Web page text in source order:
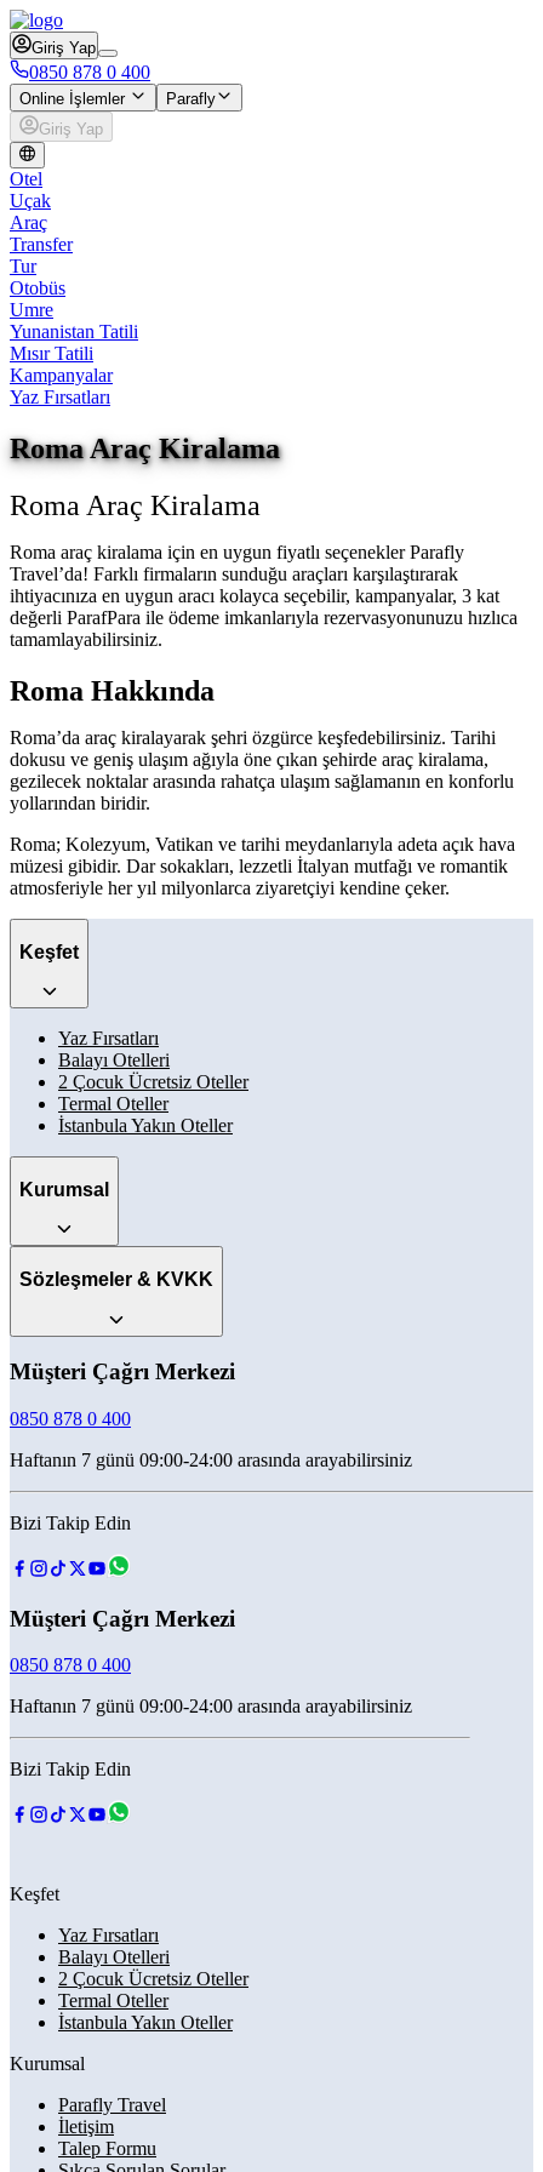
Giriş Yap
0850 878 0 400
Online İşlemler
Parafly
Giriş Yap
Otel
Uçak
Araç
Transfer
Tur
Otobüs
Umre
Yunanistan Tatili
Mısır Tatili
Kampanyalar
Yaz Fırsatları
Roma Araç Kiralama
Roma Araç Kiralama
Roma araç kiralama için en uygun fiyatlı seçenekler Parafly
Travel’da! Farklı firmaların sunduğu araçları karşılaştırarak
ihtiyacınıza en uygun aracı kolayca seçebilir, kampanyalar, 3 kat
değerli ParafPara ile ödeme imkanlarıyla rezervasyonunuzu hızlıca
tamamlayabilirsiniz.
Roma Hakkında
Roma’da araç kiralayarak şehri özgürce keşfedebilirsiniz. Tarihi
dokusu ve geniş ulaşım ağıyla öne çıkan şehirde araç kiralama,
gezilecek noktalar arasında rahatça ulaşım sağlamanın en konforlu
yollarından biridir.
Roma; Kolezyum, Vatikan ve tarihi meydanlarıyla adeta açık hava
müzesi gibidir. Dar sokakları, lezzetli İtalyan mutfağı ve romantik
atmosferiyle her yıl milyonlarca ziyaretçiyi kendine çeker.
Keşfet
Yaz Fırsatları
Balayı Otelleri
2 Çocuk Ücretsiz Oteller
Termal Oteller
İstanbula Yakın Oteller
Kurumsal
Sözleşmeler & KVKK
Müşteri Çağrı Merkezi
0850 878 0 400
Haftanın 7 günü 09:00-24:00 arasında arayabilirsiniz
Bizi Takip Edin
Müşteri Çağrı Merkezi
0850 878 0 400
Haftanın 7 günü 09:00-24:00 arasında arayabilirsiniz
Bizi Takip Edin
Keşfet
Yaz Fırsatları
Balayı Otelleri
2 Çocuk Ücretsiz Oteller
Termal Oteller
İstanbula Yakın Oteller
Kurumsal
Parafly Travel
İletişim
Talep Formu